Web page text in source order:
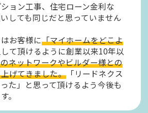
ョン工事、住宅ローン金利な
しても同じだと思っていません
お客様に「マイホームをどこよ
て頂けるように創業以来10年以
ネットワークやビルダー様との
げてきました。 「リードネクス
た」と思って頂けるよう今後も
。